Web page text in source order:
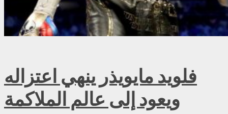
فلويد مايويذر ينهي اعتزاله
ويعود إلى عالم الملاكمة